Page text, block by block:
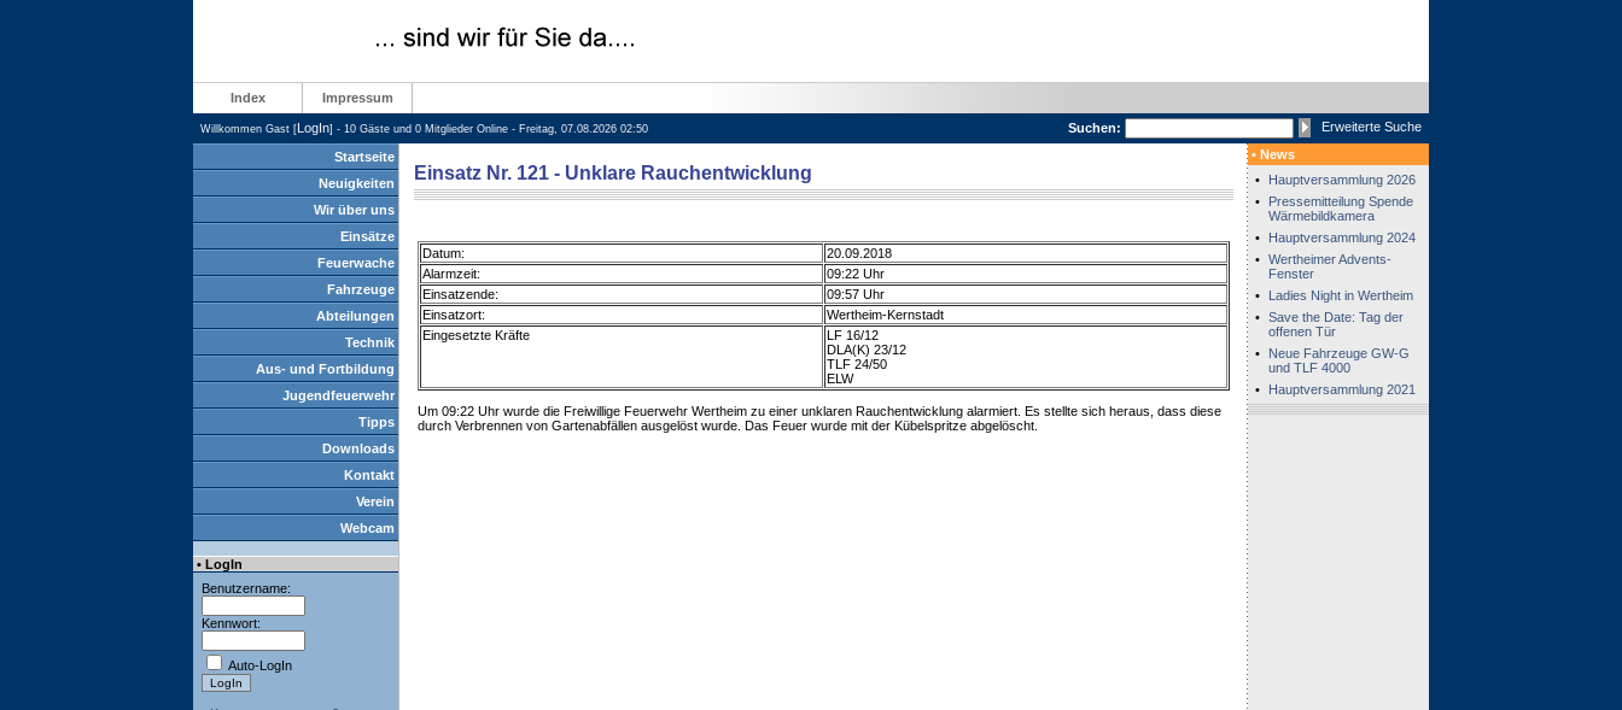
Index Impressum
Willkommen Gast [LogIn] - 10 Gäste und 0 Mitglieder Online - Freitag, 07.08.2026 02:50 Suchen: Erweiterte Suche
Startseite
Neuigkeiten
Wir über uns
Einsätze
Feuerwache
Fahrzeuge
Abteilungen
Technik
Aus- und Fortbildung
Jugendfeuerwehr
Tipps
Downloads
Kontakt
Verein
Webcam
• LogIn
Benutzername:
Kennwort:
Auto-LogIn
Einsatz Nr. 121 - Unklare Rauchentwicklung
Datum:
20.09.2018
Alarmzeit:
09:22 Uhr
Einsatzende:
09:57 Uhr
Einsatzort:
Wertheim-Kernstadt
Eingesetzte Kräfte
LF 16/12
DLA(K) 23/12
TLF 24/50
ELW
Um 09:22 Uhr wurde die Freiwillige Feuerwehr Wertheim zu einer unklaren Rauchentwicklung alarmiert. Es stellte sich heraus, dass diese
durch Verbrennen von Gartenabfällen ausgelöst wurde. Das Feuer wurde mit der Kübelspritze abgelöscht.
• News
•
Hauptversammlung 2026
•
Pressemitteilung Spende
Wärmebildkamera
•
Hauptversammlung 2024
• Wertheimer Advents-
Fenster
•
Ladies Night in Wertheim
• Save the Date: Tag der
offenen Tür
•
Neue Fahrzeuge GW-G
und TLF 4000
•
Hauptversammlung 2021